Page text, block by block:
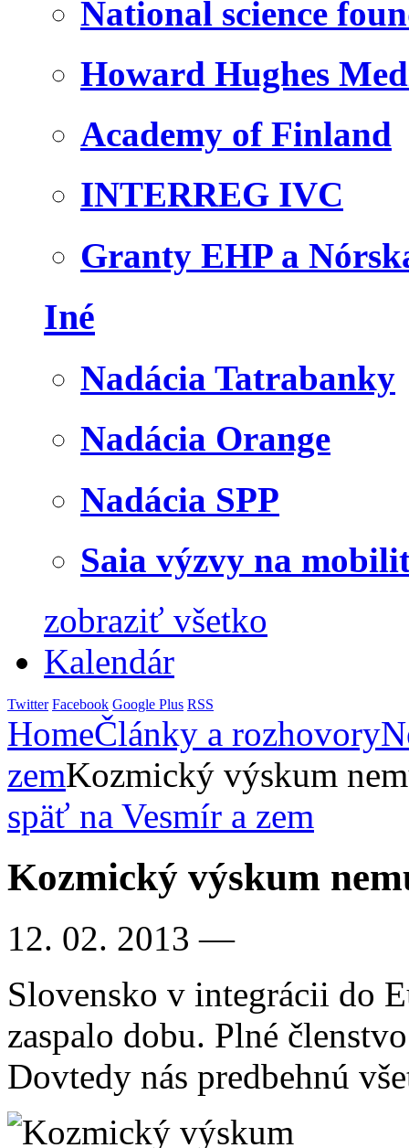
National science
Howard Hughes
Academy of Finland
INTERREG IVC
Granty EHP a
Iné
Nadácia Tatrabanky
Nadácia Orange
Nadácia SPP
Saia výzvy na
zobraziť všetko
Kalendár
Twitter Facebook Google Plus RSS
HomeČlánky a rozhovory
zemKozmický výskum
späť na Vesmír a zem
Kozmický výskum
12. 02. 2013 —
Slovensko v integrácii do
zaspalo dobu. Plné
Dovtedy nás predbehnú